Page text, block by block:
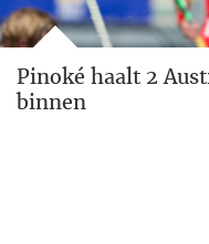
Pinoké haalt 2
binnen